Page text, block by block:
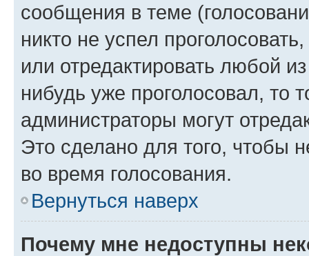
сообщения в теме
никто не успел
или отредактировать любой
нибудь уже проголосовал, то
администраторы могут
Это сделано для того, чтобы
во время голосования.
Вернуться наверх
Почему мне недоступны